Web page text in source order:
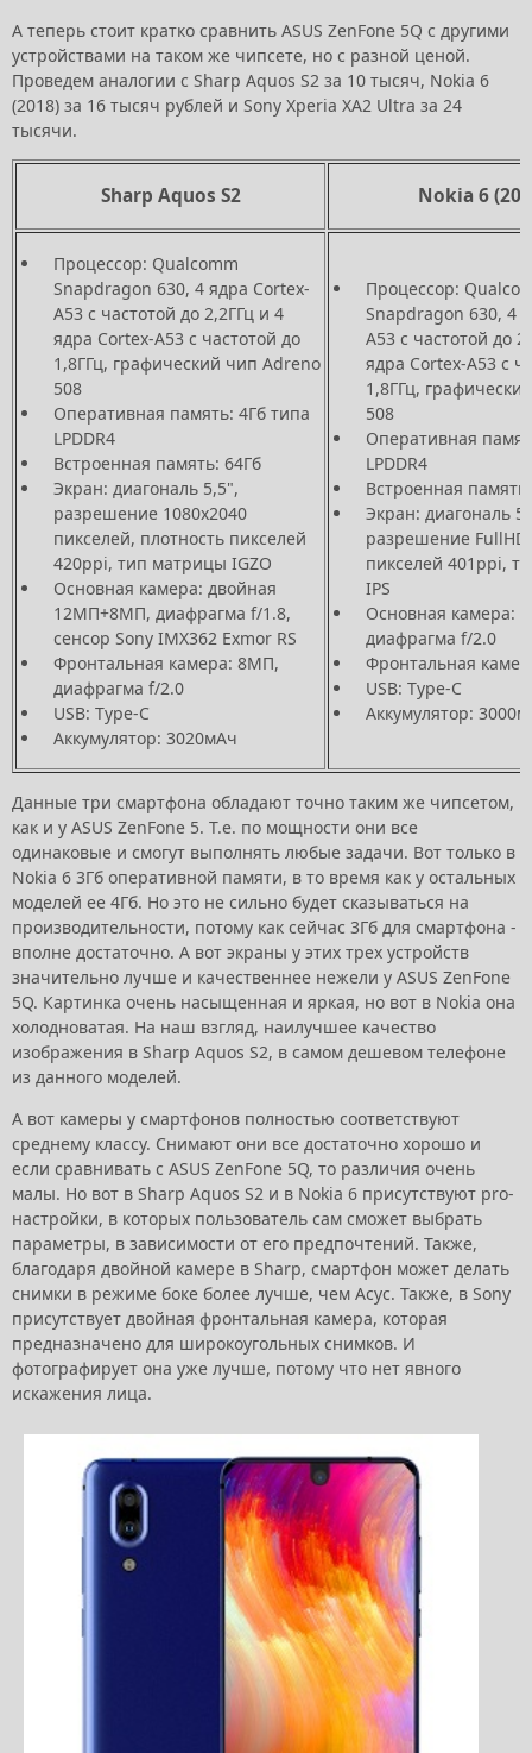
А теперь стоит кратко сравнить ASUS ZenFone 5Q с другими
устройствами на таком же чипсете, но с разной ценой.
Проведем аналогии с Sharp Aquos S2 за 10 тысяч, Nokia 6
(2018) за 16 тысяч рублей и Sony Xperia XA2 Ultra за 24
тысячи.
Sharp Aquos S2 Nokia 6
Процессор: Qualcomm
Snapdragon 630, 4 ядра Cortex-
A53 с частотой до 2,2ГГц и 4
ядра Cortex-A53 с частотой до
1,8ГГц, графический чип Adreno
508
Оперативная память: 4Гб типа
LPDDR4
Встроенная память: 64Гб
Экран: диагональ 5,5",
разрешение 1080х2040
пикселей, плотность пикселей
420ppi, тип матрицы IGZO
Основная камера: двойная
12МП+8МП, диафрагма f/1.8,
сенсор Sony IMX362 Exmor RS
Фронтальная камера: 8МП,
диафрагма f/2.0
USB: Type-C
Аккумулятор: 3020мАч
Процессор:
Snapdragon 630, 4
A53 с частотой до
ядра Cortex-A53 с
1,8ГГц,
508
Оперативная
LPDDR4
Встроенная
Экран: диагональ
разрешение
пикселей 401ppi,
IPS
Основная камера:
диафрагма f/2.0
Фронтальная
USB: Type-C
Аккумулятор:
Данные три смартфона обладают точно таким же чипсетом,
как и у ASUS ZenFone 5. Т.е. по мощности они все
одинаковые и смогут выполнять любые задачи. Вот только в
Nokia 6 3Гб оперативной памяти, в то время как у остальных
моделей ее 4Гб. Но это не сильно будет сказываться на
производительности, потому как сейчас 3Гб для смартфона -
вполне достаточно. А вот экраны у этих трех устройств
значительно лучше и качественнее нежели у ASUS ZenFone
5Q. Картинка очень насыщенная и яркая, но вот в Nokia она
холодноватая. На наш взгляд, наилучшее качество
изображения в Sharp Aquos S2, в самом дешевом телефоне
из данного моделей.
А вот камеры у смартфонов полностью соответствуют
среднему классу. Снимают они все достаточно хорошо и
если сравнивать с ASUS ZenFone 5Q, то различия очень
малы. Но вот в Sharp Aquos S2 и в Nokia 6 присутствуют pro-
настройки, в которых пользователь сам сможет выбрать
параметры, в зависимости от его предпочтений. Также,
благодаря двойной камере в Sharp, смартфон может делать
снимки в режиме боке более лучше, чем Асус. Также, в Sony
присутствует двойная фронтальная камера, которая
предназначено для широкоугольных снимков. И
фотографирует она уже лучше, потому что нет явного
искажения лица.